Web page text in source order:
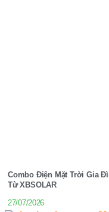
Combo Điện Mặt Trời Gia
Từ XBSOLAR
27/07/2026